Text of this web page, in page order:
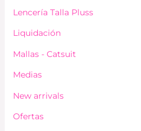
Lencería Talla Pluss
Liquidación
Mallas - Catsuit
Medias
New arrivals
Ofertas